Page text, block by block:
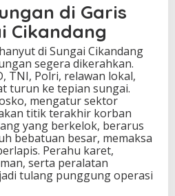
di Garis
Cikandang
di Sungai Cikandang
segera dikerahkan.
TNI, Polri, relawan lokal,
turun ke tepian sungai.
mengatur sektor
titik terakhir korban
yang berkelok, berarus
bebatuan besar, memaksa
Perahu karet,
serta peralatan
tulang punggung operasi